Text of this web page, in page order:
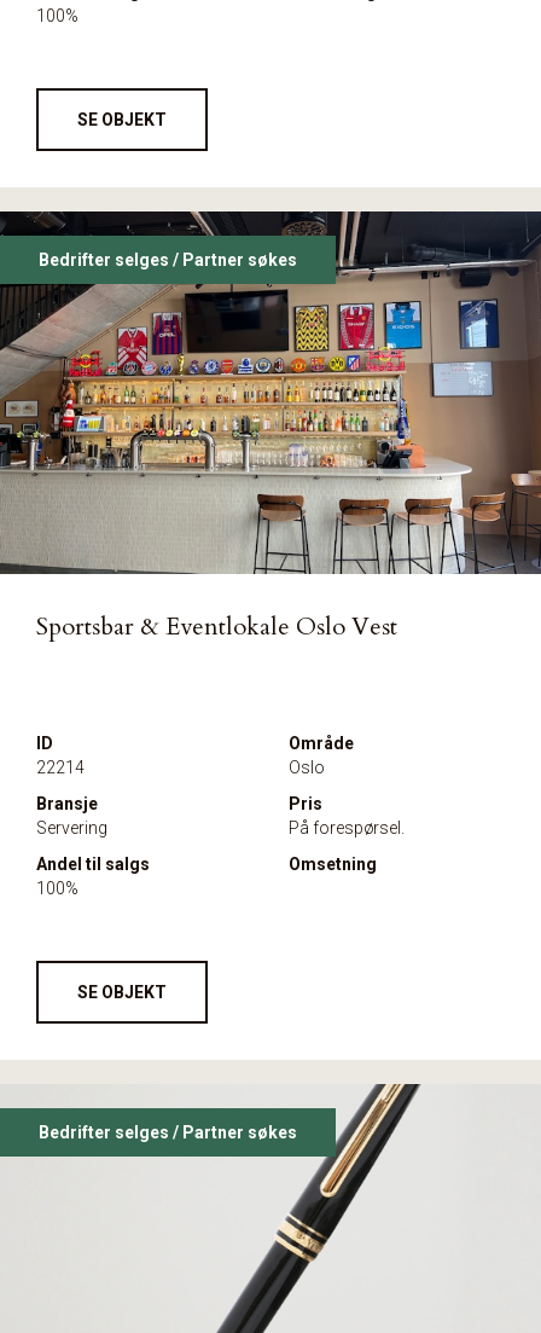
100%
SE OBJEKT
Sportsbar & Eventlokale Oslo Vest
ID
22214
Område
Oslo
Bransje
Servering
Pris
På forespørsel.
Andel til salgs
100%
Omsetning
SE OBJEKT
Bedrifter selges / Partner søkes
Bedrifter selges / Partner søkes